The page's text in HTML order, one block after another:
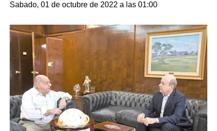
Sabado, 01 de octubre de 2022 a las 01:00